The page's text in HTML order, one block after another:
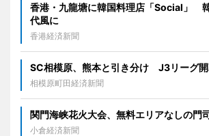
香港・九龍塘に韓国料理店「Social」
代風に
香港経済新聞
SC相模原、熊本と引き分け J3リーグ
相模原町田経済新聞
関門海峡花火大会、無料エリアなしの門
小倉経済新聞